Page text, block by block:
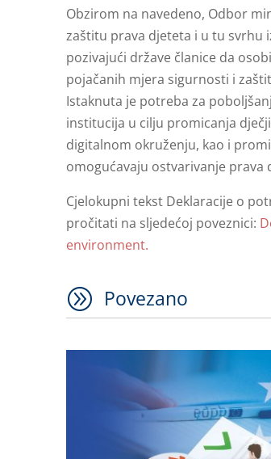
Obzirom na navedeno, Odbor
zaštitu prava djeteta i u tu svrhu
pozivajući države članice da
pojačanih mjera sigurnosti i
Istaknuta je potreba za
institucija u cilju promicanja
digitalnom okruženju, kao i
omogućavaju ostvarivanje
Cjelokupni tekst Deklaracije o
pročitati na sljedećoj poveznici:
environment.
A Povezano